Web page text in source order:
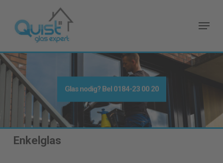
main
Menu
Glas nodig? Bel 0184-23 00 20
Enkelglas